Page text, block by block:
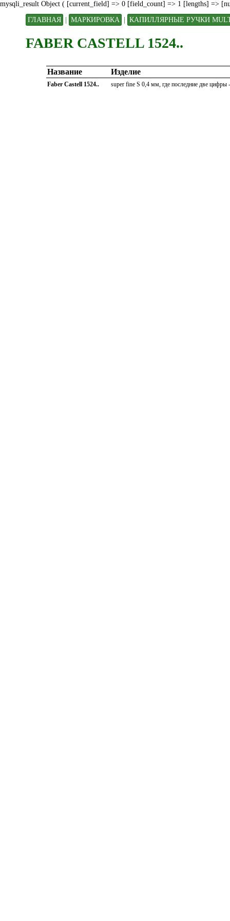
mysqli_result Object ( [current_field] => 0 [field_count] => 1 [lengths] =>
ГЛАВНАЯ МАРКИРОВКА КАПИЛЛЯРНЫЕ РУЧКИ
FABER CASTELL 1524..
Название Изделие
Faber Castell 1524.. super fine S 0,4 мм, где последние две цифры